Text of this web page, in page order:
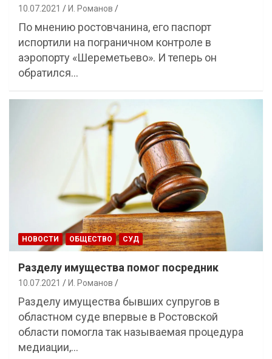
10.07.2021 И. Романов
По мнению ростовчанина, его паспорт
испортили на пограничном контроле в
аэропорту «Шереметьево». И теперь он
обратился…
НОВОСТИ ОБЩЕСТВО СУД
Разделу имущества помог посредник
10.07.2021 И. Романов
Разделу имущества бывших супругов в
областном суде впервые в Ростовской
области помогла так называемая процедура
медиации,…